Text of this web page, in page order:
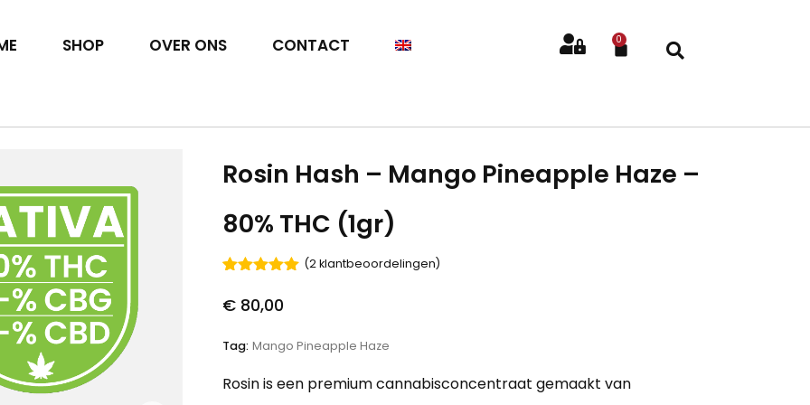
SHOP OVER ONS CONTACT 0
Rosin Hash – Mango Pineapple Haze –
80% THC (1gr)
5.00op 5
gebaseerd
waarderingen
(2klantbeoordelingen)
€ 80,00
Tag: Mango Pineapple Haze
Rosin is een premium cannabisconcentraat gemaakt van